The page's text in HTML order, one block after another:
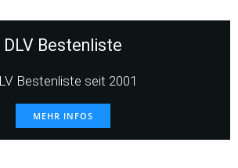
DLV Bestenliste
Bestenliste seit 2001
MEHR INFOS